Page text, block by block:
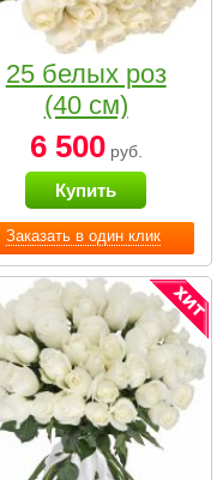
Заказать в один клик
25 белых роз
(40 см)
6 500руб.
Купить